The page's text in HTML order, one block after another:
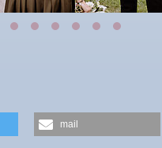
mail